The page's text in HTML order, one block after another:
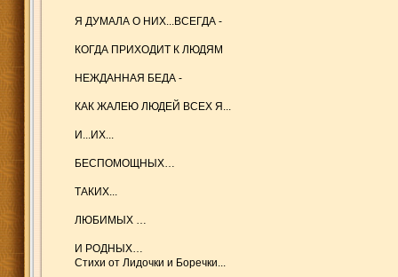
Я ДУМАЛА О НИХ...ВСЕГДА -
КОГДА ПРИХОДИТ К ЛЮДЯМ
НЕЖДАННАЯ БЕДА -
КАК ЖАЛЕЮ ЛЮДЕЙ ВСЕХ Я...
И...ИХ...
БЕСПОМОЩНЫХ…
ТАКИХ...
ЛЮБИМЫХ …
И РОДНЫХ…
Стихи от Лидочки и Боречки...